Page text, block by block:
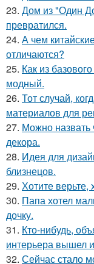
23. Дом из "Один
превратился.
24. А чем
отличаются?
25. Как из
модный.
26. Тот случай,
материалов для
27. Можно назвать
декора.
28. Идея для
близнецов.
29. Хотите верьте,
30. Папа хотел
дочку.
31. Кто-нибудь,
интерьера вышел
32. Сейчас стало